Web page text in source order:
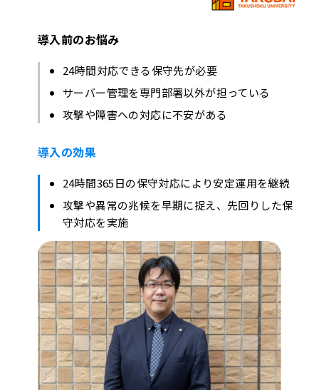
導入前のお悩み
24時間対応できる保守先が必要
サーバー管理を専門部署以外が担っている
攻撃や障害への対応に不安がある
導入の効果
24時間365日の保守対応により安定運用を継続
攻撃や異常の兆候を早期に捉え、先回りした保
守対応を実施